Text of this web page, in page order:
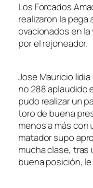
Los Forcados
realizaron la
ovacionados en
por el rejoneador.
Jose Mauricio
no 288 aplaudido
pudo realizar un
toro de buena
menos a más con
matador supo
mucha clase,
buena posición,